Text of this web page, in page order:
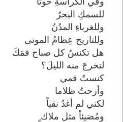
للسمكِ البحرُ
وللغرباءِ المدُنُ
وللتاريخ عِظامُ الموتى
هل تكنسُ كل صباح فمَكَ
لتخرجَ منه الليلَ؟
كنستُ فمي
وأزحتُ ظلاما
لكني لم أغدُ نقياً
ومُضيئاً مثل ملاك ٍ